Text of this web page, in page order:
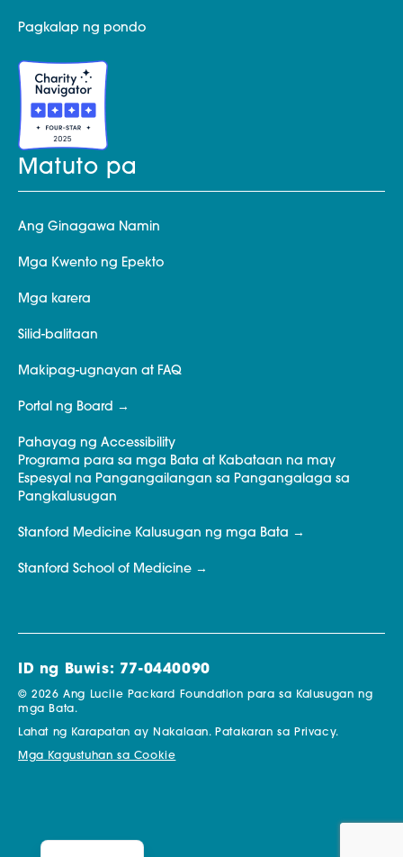
Pagkalap ng pondo
Matuto pa
Ang Ginagawa Namin
Mga Kwento ng Epekto
Mga karera
Silid-balitaan
Makipag-ugnayan at FAQ
Portal ng Board
Pahayag ng Accessibility
Programa para sa mga Bata at Kabataan na may
Espesyal na Pangangailangan sa Pangangalaga sa
Pangkalusugan
Stanford Medicine Kalusugan ng mga Bata
Stanford School of Medicine
ID ng Buwis: 77-0440090
© 2026 Ang Lucile Packard Foundation para sa Kalusugan ng
mga Bata.
Lahat ng Karapatan ay Nakalaan. Patakaran sa Privacy.
Mga Kagustuhan sa Cookie